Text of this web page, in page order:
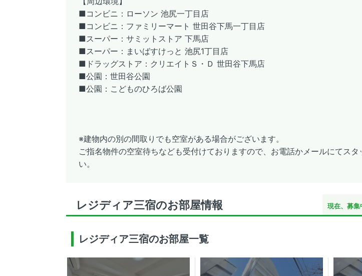
■コンビニ：ローソン 池尻一丁目店
■コンビニ：ファミリーマート 世田谷下馬一丁目店
■スーパー：サミットストア 下馬店
■スーパー：まいばすけっと 池尻1丁目店
■ドラッグストア：クリエイトＳ・Ｄ 世田谷下馬店
■公園：世田谷公園
■公園：こどものひろば公園
※建物内の別の間取りでも空室がある場合がございます。
ご指名物件の空室待ちなども受付けておりますので、お電話かメールにてスタ
い。
レジディア三宿のお部屋情報 現在、募集
レジディア三宿のお部屋一覧